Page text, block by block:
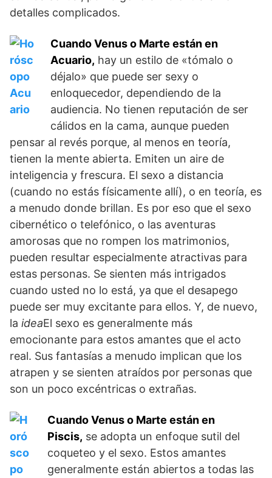
detalles complicados.
Cuando Venus o Marte están en
Acuario, hay un estilo de «tómalo o
déjalo» que puede ser sexy o
enloquecedor, dependiendo de la
audiencia. No tienen reputación de ser
cálidos en la cama, aunque pueden
pensar al revés porque, al menos en teoría,
tienen la mente abierta. Emiten un aire de
inteligencia y frescura. El sexo a distancia
(cuando no estás físicamente allí), o en teoría, es
a menudo donde brillan. Es por eso que el sexo
cibernético o telefónico, o las aventuras
amorosas que no rompen los matrimonios,
pueden resultar especialmente atractivas para
estas personas. Se sienten más intrigados
cuando usted no lo está, ya que el desapego
puede ser muy excitante para ellos. Y, de nuevo,
la ideaEl sexo es generalmente más
emocionante para estos amantes que el acto
real. Sus fantasías a menudo implican que los
atrapen y se sienten atraídos por personas que
son un poco excéntricas o extrañas.
Cuando Venus o Marte están en
Piscis, se adopta un enfoque sutil del
coqueteo y el sexo. Estos amantes
generalmente están abiertos a todas las